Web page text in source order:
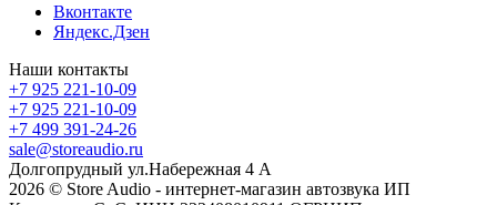
Вконтакте
Яндекс.Дзен
Наши контакты
+7 925 221-10-09
+7 925 221-10-09
+7 499 391-24-26
sale@storeaudio.ru
Долгопрудный ул.Набережная 4 А
2026 © Store Audio - интернет-магазин автозвука ИП